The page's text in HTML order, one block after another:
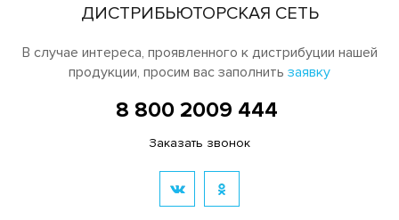
ДИСТРИБЬЮТОРСКАЯ СЕТЬ
В случае интереса, проявленного к дистрибуции нашей
продукции, просим вас заполнить заявку
8 800 2009 444
Заказать звонок